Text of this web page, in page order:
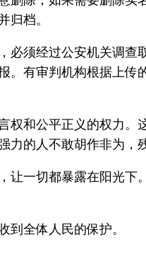
归档。
须经过公安机关调查
有审判机构根据上
和公平正义的权力。
的人不敢胡作非为，
一切都暴露在阳光
全体人民的保护。